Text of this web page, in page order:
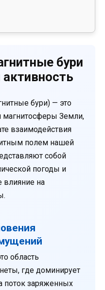
бури
активность
бури) — это
Земли,
взаимодействия
полем нашей
собой
погоды и
влияние на
область
где доминирует
поток заряженных